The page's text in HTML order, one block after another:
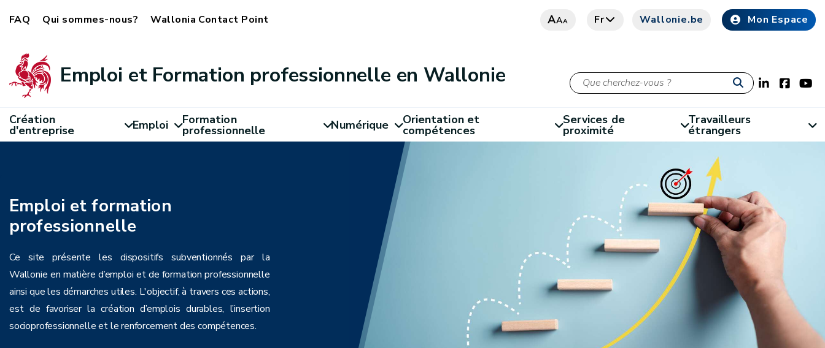
FAQ Qui sommes-nous? Wallonia Contact Point AAA Fr Wallonie.be Mon Espace
Emploi et Formation professionnelle en Wallonie
Création
d'entreprise Emploi Formation
professionnelle Numérique Orientation et
compétences
Services de
proximité
Travailleurs
étrangers
Emploi et formation
professionnelle
Ce site présente les dispositifs subventionnés par la
Wallonie en matière d’emploi et de formation professionnelle
ainsi que les démarches utiles. L'objectif, à travers ces actions,
est de favoriser la création d’emplois durables, l’insertion
socioprofessionnelle et le renforcement des compétences.